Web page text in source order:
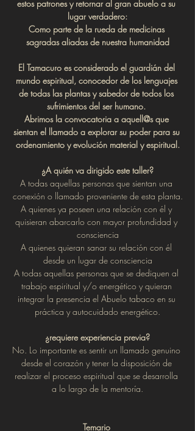
estos patrones y retornar al gran abuelo a su
lugar verdadero:
Como parte de la rueda de medicinas
sagradas aliadas de nuestra humanidad
El Tamacuro es considerado el guardián del
mundo espiritual, conocedor de los lenguajes
de todas las plantas y sabedor de todos los
sufrimientos del ser humano.
Abrimos la convocatoria a aquell@s que
sientan el llamado a explorar su poder para su
ordenamiento y evolución material y espiritual.
¿A quién va dirigido este taller?
A todas aquellas personas que sientan una
conexión o llamado proveniente de esta planta.
A quienes ya poseen una relación con él y
quisieran abarcarlo con mayor profundidad y
consciencia
A quienes quieran sanar su relación con él
desde un lugar de consciencia
A todas aquellas personas que se dediquen al
trabajo espiritual y/o energético y quieran
integrar la presencia el Abuelo tabaco en su
práctica y autocuidado energético.
¿requiere experiencia previa?
No. Lo importante es sentir un llamado genuino
desde el corazón y tener la disposición de
realizar el proceso espiritual que se desarrolla
a lo largo de la mentoría.
Temario